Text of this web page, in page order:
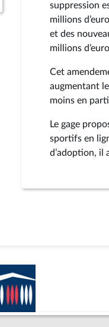
suppression
millions
et des
millions
Cet
augmentant
moins en
Le gage
sportifs en
d’adoption, il